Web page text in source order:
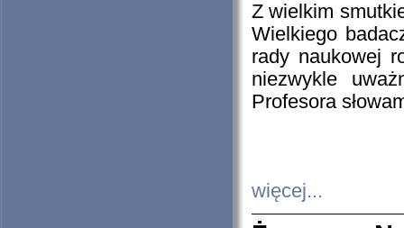
Z wielkim
Wielkiego
rady naukowej
niezwykle
Profesora
więcej...